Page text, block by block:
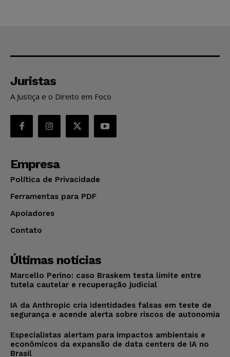
Juristas
A Justiça e o Direito em Foco
Empresa
Política de Privacidade
Ferramentas para PDF
Apoiadores
Contato
Últimas notícias
Marcello Perino: caso Braskem testa limite entre
tutela cautelar e recuperação judicial
IA da Anthropic cria identidades falsas em teste de
segurança e acende alerta sobre riscos de autonomia
Especialistas alertam para impactos ambientais e
econômicos da expansão de data centers de IA no
Brasil